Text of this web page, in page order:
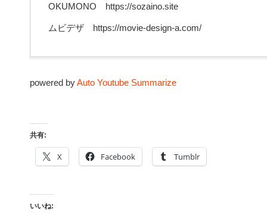
OKUMONO https://sozaino.site
ムビデザ https://movie-design-a.com/
powered byAuto Youtube Summarize
共有:
X Facebook Tumblr
いいね: